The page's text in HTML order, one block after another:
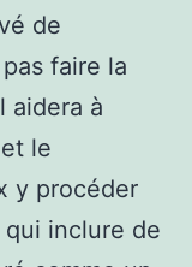
de
faire la
aidera à
le
y procéder
inclure de